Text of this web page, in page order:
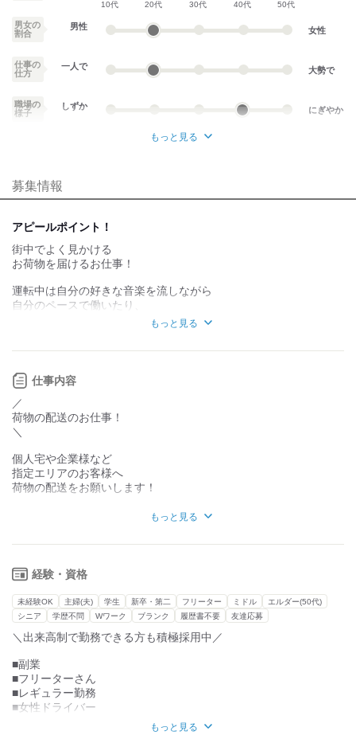
10代 20代 30代 40代 50代
男女の
割合
男性 女性
仕事の
仕方
一人で 大勢で
職場の
様子
しずか にぎやか
個性が生かせる
デスクワーク
お客様との対話が
少ない
力仕事が少ない
もっと見る
募集情報
アピールポイント！
街中でよく見かける
お荷物を届けるお仕事！
運転中は自分の好きな音楽を流しながら
自分のペースで働いたり、
最近は置き配が多く再送しなければならない,,,なんて心配もなし！
【働くためのサポートが充実】
・ガソリン代後払い制度
・給料前払い&週払い制度
・車貸し出し
・直行直帰OK
⇒今手持ちのお金がなくてもご安心ください◎
収入が安定するまでサポートさせて頂きます。
平日週5回でがっつり稼いだり、
★こんな方が活躍中！
既存のスタッフさんはほとんどが未経験スタート！
運転免許さえあれば、経験やスキルがなくても
しっかり稼いでいる方が多数います！
20代～50代まで幅広い世代が活躍中です◎
上司はいません！
ですので、仕事を管理されず
モクモクと自分のペースで働けますよ◎
もっと見る
仕事内容
／
荷物の配送のお仕事！
＼
個人宅や企業様など
指定エリアのお客様へ
荷物の配送をお願いします！
＜お仕事の流れ＞
①自宅から社用車orマイカー（黒ナンバー必須）で、
配送センターに向かいます！
②荷物を積み込み、出発！配達！
→エリアやルートは基本的には、ほぼ固定！
※置き配も多めなのでご安心くださいね
【研修について】
最初の3日～1週間は先輩の車の
助手席に乗ってもらって仕事を教えていただきます
もっと見る
経験・資格
未経験OK 主婦(夫) 学生 新卒・第二 フリーター ミドル
エルダー(50代)
シニア
学歴不問 Wワーク ブランク 履歴書不要 友達応募
＼出来高制で勤務できる方も積極採用中／
■副業
■フリーターさん
■レギュラー勤務
■女性ドライバー
もっと見る